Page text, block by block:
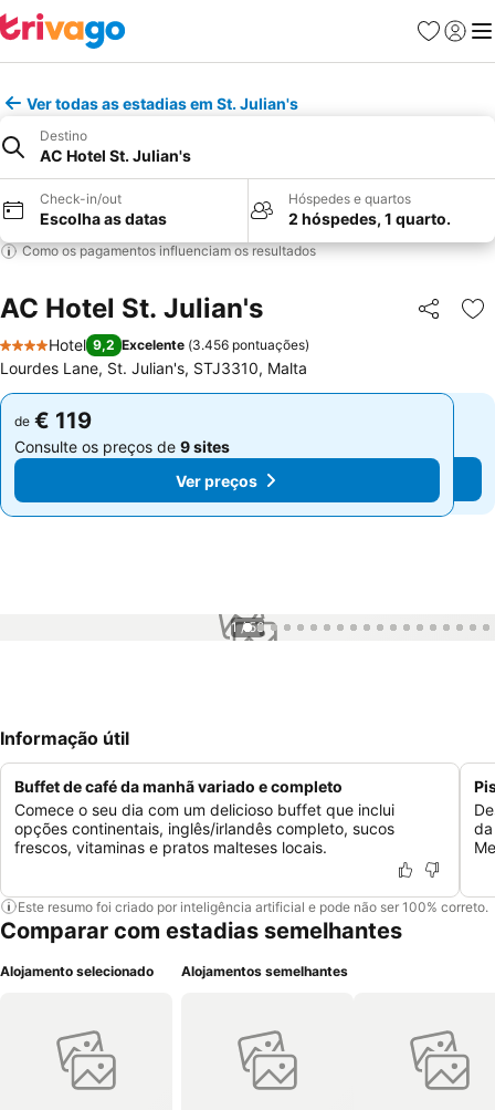
Favoritos
Iniciar
Ver todas as estadias em St. Julian's
Destino
AC Hotel St. Julian's
Check-in/out
Escolha as datas
Hóspedes e quartos
2 hóspedes, 1 quarto.
Como os pagamentos influenciam os resultados
AC Hotel St. Julian's Partilhar
4 Estrelas
Hotel 9,2 Excelente (3.456 pontuações)
Lourdes Lane, St. Julian's, STJ3310, Malta
de € 119
Consulte os preços de 9 sites
Ver preços
de € 119
Consulte os preços de 9 sites
Ver preços
1 / 56
Informação útil
Buffet de café da manhã variado e completo
Comece o seu dia com um delicioso buffet que inclui
opções continentais, inglês/irlandês completo, sucos
frescos, vitaminas e pratos malteses locais.
Este resumo foi criado por inteligência artificial e pode não ser 100% correto.
Comparar com estadias semelhantes
Alojamento selecionado Alojamentos semelhantes